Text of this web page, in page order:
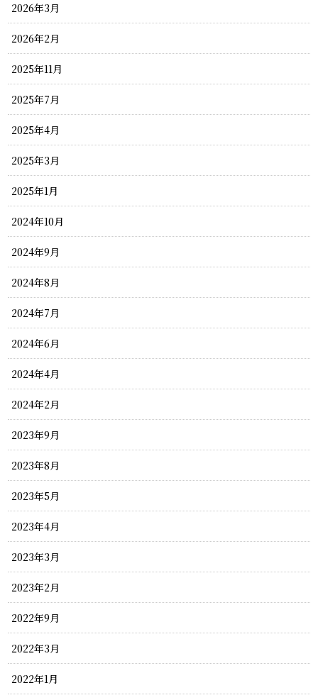
2026年3月
2026年2月
2025年11月
2025年7月
2025年4月
2025年3月
2025年1月
2024年10月
2024年9月
2024年8月
2024年7月
2024年6月
2024年4月
2024年2月
2023年9月
2023年8月
2023年5月
2023年4月
2023年3月
2023年2月
2022年9月
2022年3月
2022年1月